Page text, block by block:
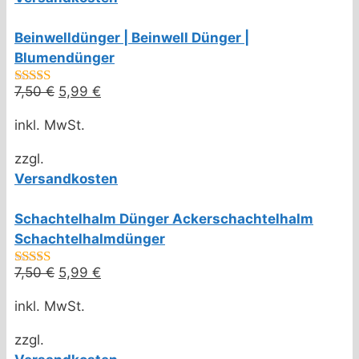
Beinwelldünger | Beinwell Dünger |
Blumendünger
4.50von 5
7,50€ Ursprünglicher
war:
5,99 €
inkl. MwSt.
zzgl.
Versandkosten
Schachtelhalm Dünger Ackerschachtelhalm
Schachtelhalmdünger
4.50von 5
7,50€ Ursprünglicher
war:
5,99 €
inkl. MwSt.
zzgl.